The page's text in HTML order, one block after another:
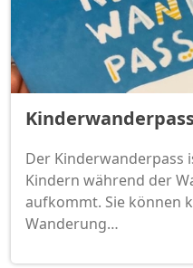
Der Kinderwanderpass
Kindern während der
aufkommt. Sie können
Wanderung…